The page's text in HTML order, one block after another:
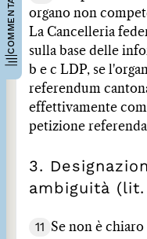
COMMENTARI
organo non
La Cancelleria
sulla base delle
b e c LDP, se
referendum
effettivamente
petizione
3.
ambiguità (lit.
11
Se non è